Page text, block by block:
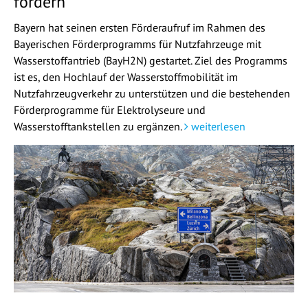
Bayern hat seinen ersten Förderaufruf im Rahmen des
Bayerischen Förderprogramms für Nutzfahrzeuge mit
Wasserstoffantrieb (BayH2N) gestartet. Ziel des Programms
ist es, den Hochlauf der Wasserstoffmobilität im
Nutzfahrzeugverkehr zu unterstützen und die bestehenden
Förderprogramme für Elektrolyseure und
Wasserstofftankstellen zu ergänzen.
weiterlesen